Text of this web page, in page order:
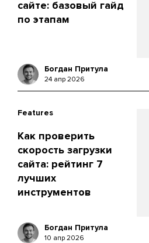
сайте: базовый гайд
по этапам
Богдан Притула
24 апр 2026
Features
Как проверить
скорость загрузки
сайта: рейтинг 7
лучших
инструментов
Богдан Притула
10 апр 2026